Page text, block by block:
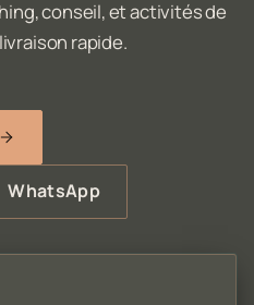
conseil, et activités de
rapide.
WhatsApp